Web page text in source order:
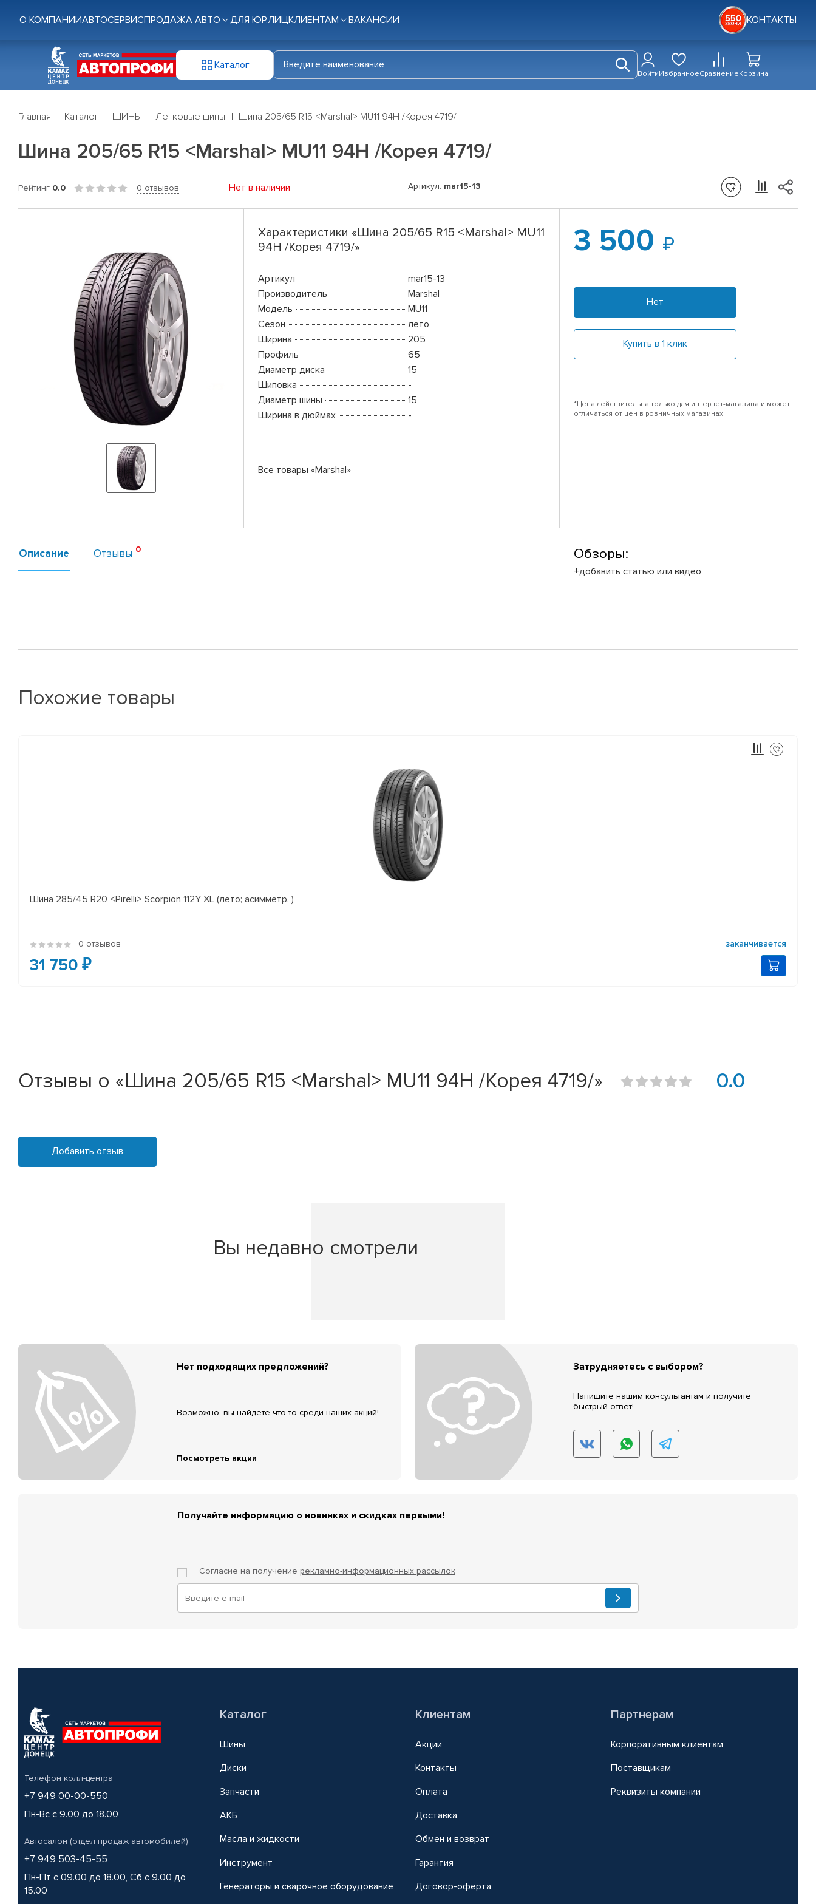
О КОМПАНИИАВТОСЕРВИСПРОДАЖА АВТО ДЛЯ ЮР.ЛИЦКЛИЕНТАМ ВАКАНСИИ КОНТАКТЫ
Каталог
ВойтиИзбранноеСравнениеКорзина
Главная Каталог ШИНЫ Легковые шины Шина 205/65 R15 <Marshal> MU11 94Н /Корея 4719/
Шина 205/65 R15 <Marshal> MU11 94Н /Корея 4719/
Рейтинг 0.0 0 отзывов Нет в наличии Артикул: mar15-13
Характеристики «Шина 205/65 R15 <Marshal> MU11
94Н /Корея 4719/»
Артикул
mar15-13
Производитель
Marshal
Модель
MU11
Сезон
лето
Ширина
205
Профиль
65
Диаметр диска
15
Шиповка
-
Диаметр шины
15
Ширина в дюймах
-
Все товары «Marshal»
3 500
Нет
Купить в 1 клик
*Цена действительна только для интернет-магазина и может
отличаться от цен в розничных магазинах
Описание Отзывы Обзоры:
+добавить статью или видео
Похожие товары
Шина 285/45 R20 <Pirelli> Scorpion 112Y XL (лето; асимметр. )
0 отзывов заканчивается
31 750 ₽
Отзывы о «Шина 205/65 R15 <Marshal> MU11 94Н /Корея 4719/» 0.0
Добавить отзыв
Вы недавно смотрели
Нет подходящих предложений?
Возможно, вы найдёте что-то среди наших акций!
Посмотреть акции
Затрудняетесь с выбором?
Напишите нашим консультантам и получите
быстрый ответ!
Получайте информацию о новинках и скидках первыми!
Согласие на получение рекламно-информационных рассылок
Телефон колл-центра
+7 949 00-00-550
Пн-Вс с 9.00 до 18.00
Автосалон (отдел продаж автомобилей)
+7 949 503-45-55
Пн-Пт с 09.00 до 18.00, Сб с 9.00 до
15.00
Каталог
Шины
Диски
Запчасти
АКБ
Масла и жидкости
Инструмент
Генераторы и сварочное оборудование
Клиентам
Акции
Контакты
Оплата
Доставка
Обмен и возврат
Гарантия
Договор-оферта
Партнерам
Корпоративным клиентам
Поставщикам
Реквизиты компании